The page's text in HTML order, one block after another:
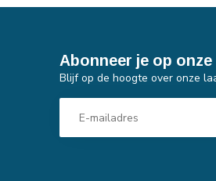
Abonneer je op
Blijf op de hoogte over onze